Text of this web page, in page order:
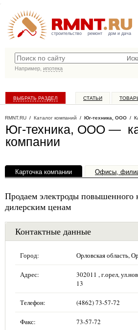
строительство ремонт дом и дача
Например, ипотека
ВЫБРАТЬ РАЗДЕЛ СТАТЬИ
RMNT.RU / Каталог компаний / Юг-техника, ООО /
Юг-техника, ООО —
компании
Карточка компании Офисы,
Продаем электроды повышенного
дилерским ценам
Контактные данные
Город: Орловская область,
Адрес:
302011 , г.орел,
13
Телефон: (4862) 73-57-72
Факс: 73-57-72